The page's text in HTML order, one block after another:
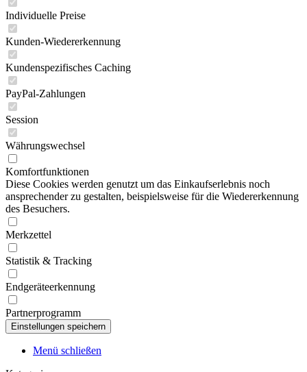
Individuelle Preise
Kunden-Wiedererkennung
Kundenspezifisches Caching
PayPal-Zahlungen
Session
Währungswechsel
Komfortfunktionen
Diese Cookies werden genutzt um das Einkaufserlebnis noch
ansprechender zu gestalten, beispielsweise für die Wiedererkennung
des Besuchers.
Merkzettel
Statistik & Tracking
Endgeräteerkennung
Partnerprogramm
Menü schließen